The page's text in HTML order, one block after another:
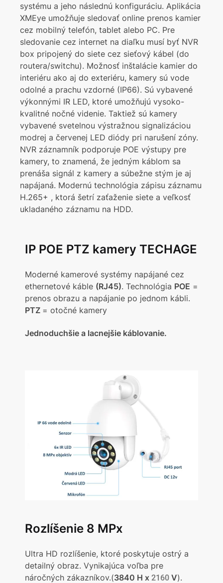
systému a jeho následnú konfiguráciu. Aplikácia
XMEye umožňuje sledovať online prenos kamier
cez mobilný telefón, tablet alebo PC. Pre
sledovanie cez internet na diaľku musí byť NVR
box pripojený do siete cez sieťový kábel (do
routera/switchu). Možnosť inštalácie kamier do
interiéru ako aj do exteriéru, kamery sú vode
odolné a prachu vzdorné (IP66). Sú vybavené
výkonnými IR LED, ktoré umožňujú vysoko-
kvalitné nočné videnie. Taktiež sú kamery
vybavené svetelnou výstražnou signalizáciou
modrej a červenej LED diódy pri narušení zóny.
NVR záznamník podporuje POE výstupy pre
kamery, to znamená, že jedným káblom sa
prenáša signál z kamery a súbežne stým je aj
napájaná. Modernú technológia zápisu záznamu
H.265+ , ktorá šetrí zaťaženie siete a veľkosť
ukladaného záznamu na HDD.
IP POE PTZ kamery TECHAGE
Moderné kamerové systémy napájané cez
ethernetové káble (RJ45). Technológia POE =
prenos obrazu a napájanie po jednom kábli.
PTZ = otočné kamery
Jednoduchšie a lacnejšie káblovanie.
Rozlíšenie 8 MPx
Ultra HD rozlíšenie, ktoré poskytuje ostrý a
detailný obraz. Vynikajúca voľba pre
náročných zákazníkov.(3840 H x 2160 V).